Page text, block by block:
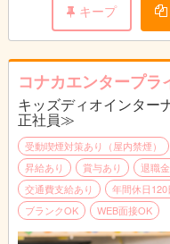
キープ
コナカエンタープラ
キッズディオインタ
正社員≫
受動喫煙対策あり（屋内禁煙）
昇給あり
賞与あり 退職
交通費支給あり
年間休日120
ブランクOK
WEB面接OK